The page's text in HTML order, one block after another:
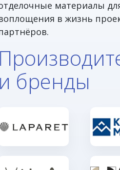
материалы
в жизнь
и бренды